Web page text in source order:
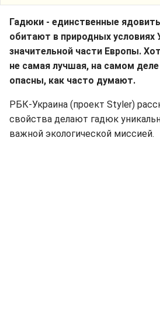
Гадюки - единственные
обитают в природных условиях
значительной части Европы.
не самая лучшая, на самом
опасны, как часто думают.
РБК-Украина (проект Styler)
свойства делают гадюк
важной экологической миссией.